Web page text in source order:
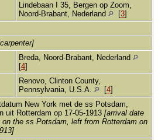
Lindebaan I 35, Bergen op Zoom,
Noord-Brabant, Nederland
[3]
Breda, Noord-Brabant, Nederland
[4]
Renovo, Clinton County,
Pennsylvania, U.S.A.
[4]
New York met de ss Potsdam,
uit Rotterdam op 17-05-1913[arrival date
on the ss Potsdam, left from Rotterdam on